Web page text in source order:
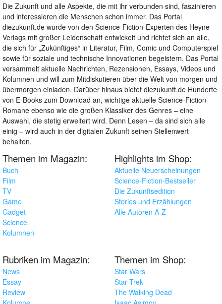
Die Zukunft und alle Aspekte, die mit ihr verbunden sind, faszinieren
und interessieren die Menschen schon immer. Das Portal
diezukunft.de wurde von den Science-Fiction-Experten des Heyne-
Verlags mit großer Leidenschaft entwickelt und richtet sich an alle,
die sich für „Zukünftiges“ in Literatur, Film, Comic und Computerspiel
sowie für soziale und technische Innovationen begeistern. Das Portal
versammelt aktuelle Nachrichten, Rezensionen, Essays, Videos und
Kolumnen und will zum Mitdiskutieren über die Welt von morgen und
übermorgen einladen. Darüber hinaus bietet diezukunft.de Hunderte
von E-Books zum Download an, wichtige aktuelle Science-Fiction-
Romane ebenso wie die großen Klassiker des Genres – eine
Auswahl, die stetig erweitert wird. Denn Lesen – da sind sich alle
einig – wird auch in der digitalen Zukunft seinen Stellenwert
behalten.
Themen im Magazin:
Buch
Film
TV
Game
Gadget
Science
Kolumnen
Highlights im Shop:
Aktuelle Neuerscheinungen
Science-Fiction-Bestseller
Die Zukunftsedition
Stories und Erzählungen
Alle Autoren A-Z
Rubriken im Magazin:
News
Essay
Review
Themen im Shop:
Star Wars
Star Trek
The Walking Dead